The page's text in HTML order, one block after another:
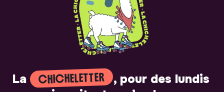
La CHICHELETTER
, pour des lundis